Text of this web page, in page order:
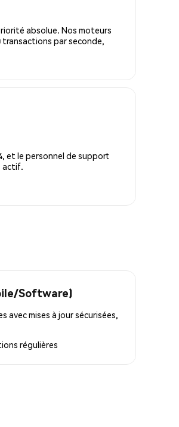
absolue. Nos moteurs
transactions par seconde,
et le personnel de support
actif.
Software)
avec mises à jour sécurisées,
régulières